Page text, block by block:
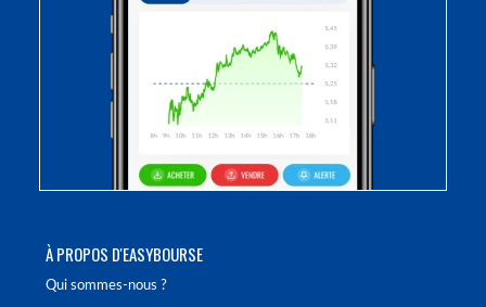
À PROPOS D'EASYBOURSE
Qui sommes-nous ?